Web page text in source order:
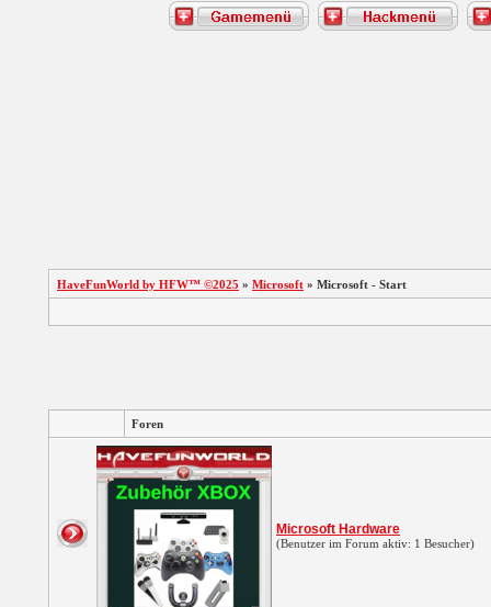
HaveFunWorld by HFW™ ©2025 » Microsoft » Microsoft - Start
Foren
Microsoft Hardware
(Benutzer im Forum aktiv: 1 Besucher)